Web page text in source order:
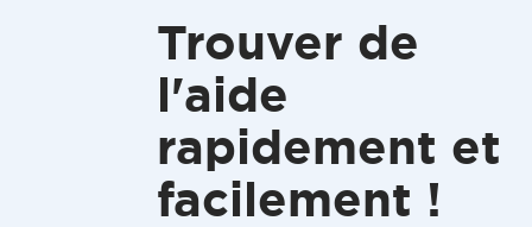
Trouver de
l'aide
rapidement et
facilement !